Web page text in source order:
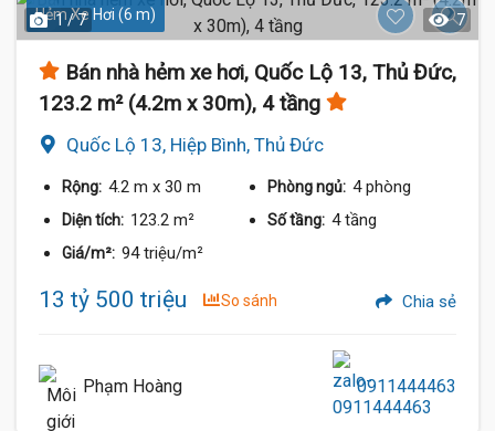
Hẻm Xe Hơi (6 m)
1 / 7 7
Bán nhà hẻm xe hơi, Quốc Lộ 13, Thủ Đức,
123.2 m² (4.2m x 30m), 4 tầng
Quốc Lộ 13, Hiệp Bình, Thủ Đức
Rộng: 4.2 m x 30 m Phòng ngủ: 4 phòng
Diện tích: 123.2 m² Số tầng: 4 tầng
Giá/m²: 94 triệu/m²
13 tỷ 500 triệu So sánh Chia sẻ
Phạm Hoàng 0911444463